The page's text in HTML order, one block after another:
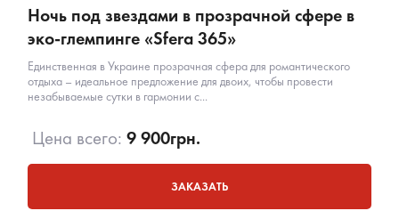
Ночь под звездами в прозрачной сфере в
эко-глемпинге «Sfera 365»
Единственная в Украине прозрачная сфера для романтического
отдыха – идеальное предложение для двоих, чтобы провести
незабываемые сутки в гармонии с...
Цена всего: 9 900грн.
ЗАКАЗАТЬ